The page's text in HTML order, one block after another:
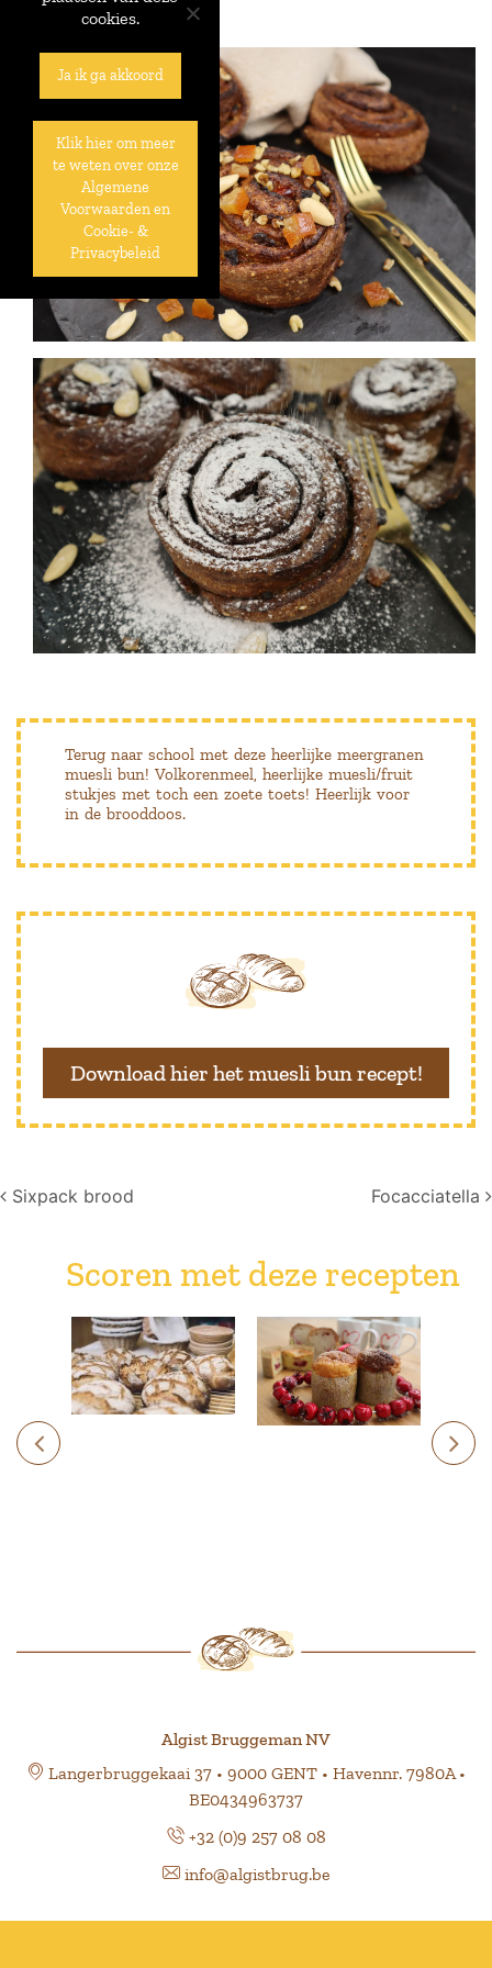
Terug naar school met deze heerlijke meergranen
muesli bun! Volkorenmeel, heerlijke muesli/fruit
stukjes met toch een zoete toets! Heerlijk voor
in de brooddoos.
Download hier het muesli bun recept!
Post navigation
Sixpack brood Focacciatella
Scoren met deze recepten
Algist Bruggeman NV
Langerbruggekaai 37 • 9000 GENT • Havennr. 7980A •
BE0434963737
+32 (0)9 257 08 08
info@algistbrug.be
cookies.
Ja ik ga akkoord
Klik hier om meer
te weten over onze
Algemene
Voorwaarden en
Cookie- &
Privacybeleid